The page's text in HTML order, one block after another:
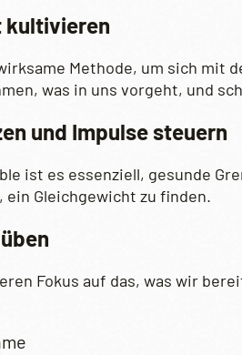
kultivieren
Methode, um sich mit
was in uns vorgeht, und
und Impulse steuern
ist es essenziell, gesunde
ein Gleichgewicht zu finden.
Fokus auf das, was wir